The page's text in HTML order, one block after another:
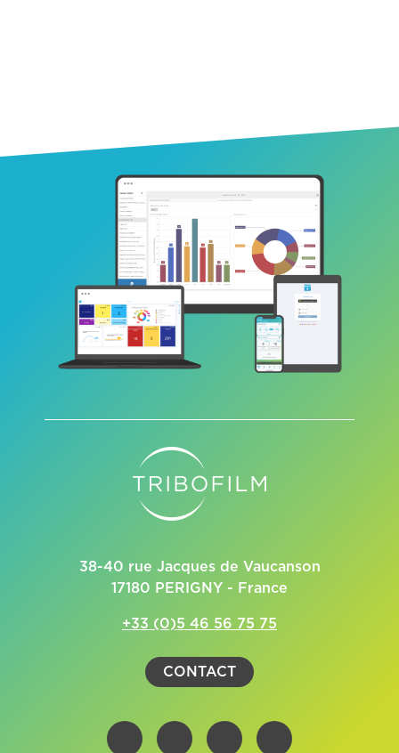
38-40 rue Jacques de Vaucanson
17180 PERIGNY - France
+33 (0)5 46 56 75 75
CONTACT